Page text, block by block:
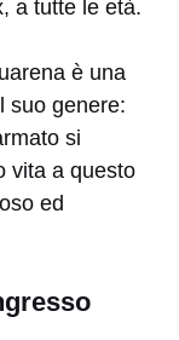
a tutte le età.
è una
suo genere:
si
vita a questo
ed